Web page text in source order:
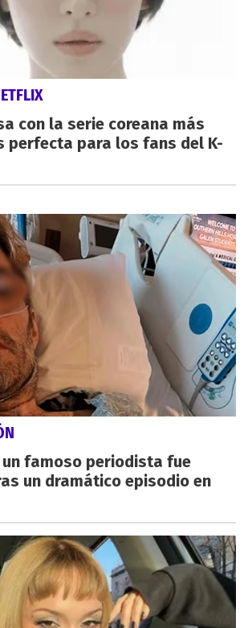
con la serie coreana más
perfecta para los fans del K-
un famoso periodista fue
un dramático episodio en